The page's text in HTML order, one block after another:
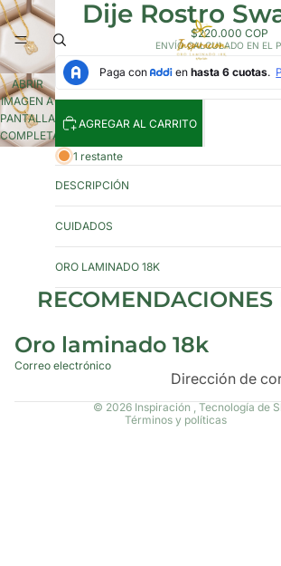
ABRIR
IMAGEN A
PANTALLA
COMPLETA
Dije Rostro
$220.000 COP
ENVÍO CALCULADO EN EL
AGREGAR AL CARRITO
1 restante
DESCRIPCIÓN
CUIDADOS
ORO LAMINADO 18K
RECOMENDACIONES
Oro laminado 18k
Correo electrónico
© 2026 Inspiración , Tecnología de
Términos y políticas
Política de privacidad
Política de reembolso
Términos del servicio
Política de envío
Información de contacto